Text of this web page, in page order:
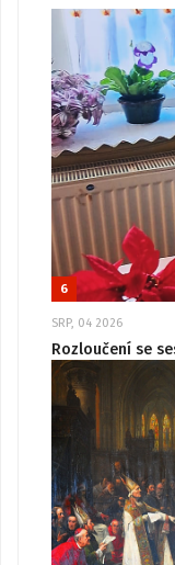
6
SRP, 04 2026
Rozloučení se